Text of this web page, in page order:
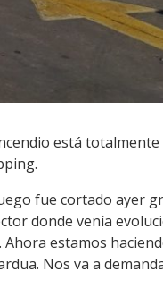
está
fue cortado ayer
donde venía
estamos
Nos va a